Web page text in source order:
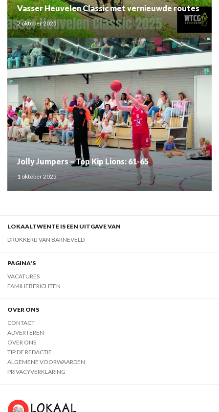
Vasser Heuvelen Classic met vernieuwde routes
2 oktober 2025
Jolly Jumpers – Top Kip Lions: 61-65
1 oktober 2025
LOKAALTWENTE IS EEN UITGAVE VAN
DRUKKERIJ VAN BARNEVELD
PAGINA'S
VACATURES
FAMILIEBERICHTEN
OVER ONS
CONTACT
ADVERTEREN
OVER ONS
TIP DE REDACTIE
ALGEMENE VOORWAARDEN
PRIVACYVERKLARING